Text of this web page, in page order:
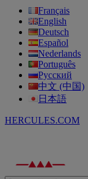
Français
English
Deutsch
Español
Nederlands
Português
Русский
中文 (中国)
日本語
HERCULES.COM